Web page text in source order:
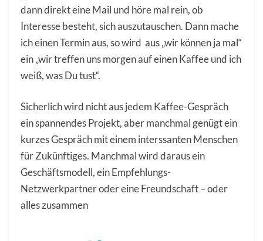
dann direkt eine Mail und höre mal rein, ob
Interesse besteht, sich auszutauschen. Dann mache
ich einen Termin aus, so wird aus „wir können ja mal“
ein „wir treffen uns morgen auf einen Kaffee und ich
weiß, was Du tust“.
Sicherlich wird nicht aus jedem Kaffee-Gespräch
ein spannendes Projekt, aber manchmal genügt ein
kurzes Gespräch mit einem interssanten Menschen
für Zukünftiges. Manchmal wird daraus ein
Geschäftsmodell, ein Empfehlungs-
Netzwerkpartner oder eine Freundschaft – oder
alles zusammen